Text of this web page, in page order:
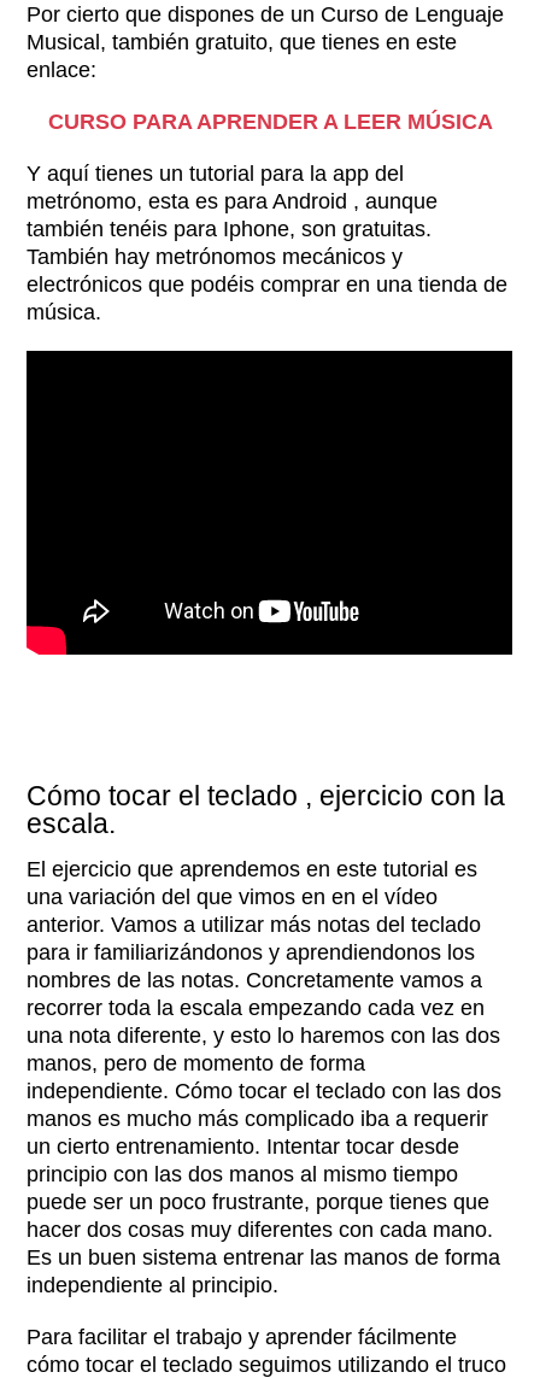
Por cierto que dispones de un Curso de Lenguaje
Musical, también gratuito, que tienes en este
enlace:
CURSO PARA APRENDER A LEER MÚSICA
Y aquí tienes un tutorial para la app del
metrónomo, esta es para Android , aunque
también tenéis para Iphone, son gratuitas.
También hay metrónomos mecánicos y
electrónicos que podéis comprar en una tienda de
música.
Cómo tocar el teclado , ejercicio con la
escala.
El ejercicio que aprendemos en este tutorial es
una variación del que vimos en en el vídeo
anterior. Vamos a utilizar más notas del teclado
para ir familiarizándonos y aprendiendonos los
nombres de las notas. Concretamente vamos a
recorrer toda la escala empezando cada vez en
una nota diferente, y esto lo haremos con las dos
manos, pero de momento de forma
independiente. Cómo tocar el teclado con las dos
manos es mucho más complicado iba a requerir
un cierto entrenamiento. Intentar tocar desde
principio con las dos manos al mismo tiempo
puede ser un poco frustrante, porque tienes que
hacer dos cosas muy diferentes con cada mano.
Es un buen sistema entrenar las manos de forma
independiente al principio.
Para facilitar el trabajo y aprender fácilmente
cómo tocar el teclado seguimos utilizando el truco